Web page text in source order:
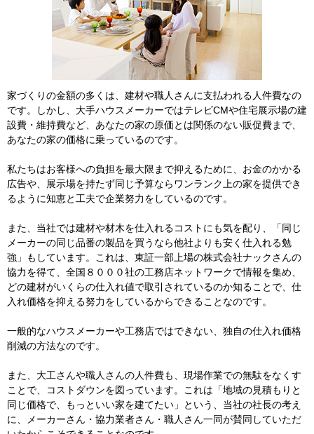
家づくりの金額の多くは、建材や職人さんに支払われる人件費なの
です。しかし、大手ハウスメーカーではテレビCMや住宅展示場の建
設費・維持費など、あなたの家の原価とは関係のない販促費まで、
あなたの家の価格に乗っているのです。
私たちはお客様への負担を最大限まで抑えるために、お金のかかる
広告や、展示場を持たず同じ予算ならワンランク上の家を提供でき
るように知恵と工夫で企業努力をしているのです。
また、当社では建材や材木を仕入れるコストにも気を配り、「同じ
メーカーの同じ品番の製品を買うなら他社よりも安く仕入れる勉
強」もしています。これは、東証一部上場の株式会社ナックさんの
協力を得て、全国８０００社の工務店ネットワークで情報を集め、
どの建材がいくらの仕入れ値で取引されているのか知ることで、仕
入れ価格を抑える努力をしているからできることなのです。
一般的なハウスメーカーや工務店ではできない、独自の仕入れ価格
削減の方法なのです。
また、大工さんや職人さんの人件費も、現場作業での無駄をなくす
ことで、コストダウンを図っています。これは「地域の見積もりと
同じ価格で、もっといい家を建てたい」という、当社の社長の考え
に、メーカーさん・協力業者さん・職人さん一同が賛同していただ